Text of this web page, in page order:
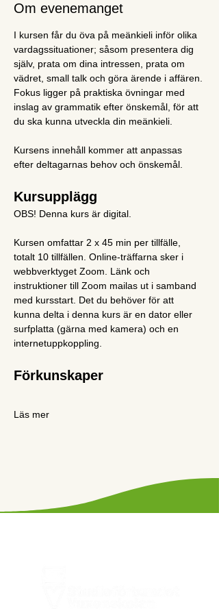
Om evenemanget
I kursen får du öva på meänkieli inför olika
vardagssituationer; såsom presentera dig
själv, prata om dina intressen, prata om
vädret, small talk och göra ärende i affären.
Fokus ligger på praktiska övningar med
inslag av grammatik efter önskemål, för att
du ska kunna utveckla din meänkieli.
Kursens innehåll kommer att anpassas
efter deltagarnas behov och önskemål.
Kursupplägg
OBS! Denna kurs är digital.
Kursen omfattar 2 x 45 min per tillfälle,
totalt 10 tillfällen. Online-träffarna sker i
webbverktyget Zoom. Länk och
instruktioner till Zoom mailas ut i samband
med kursstart. Det du behöver för att
kunna delta i denna kurs är en dator eller
surfplatta (gärna med kamera) och en
internetuppkoppling.
Förkunskaper
Läs mer